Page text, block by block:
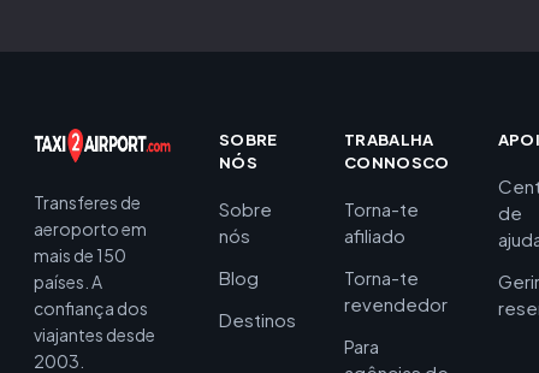
Transferes de
aeroporto em
mais de 150
países. A
confiança dos
viajantes desde
2003.
SOBRE
NÓS
Sobre
nós
Blog
Destinos
TRABALHA
CONNOSCO
Torna-te
afiliado
Torna-te
revendedor
Para
de
Gerir